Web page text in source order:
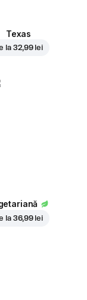
Texas
la 32,99 lei
la 36,99 lei